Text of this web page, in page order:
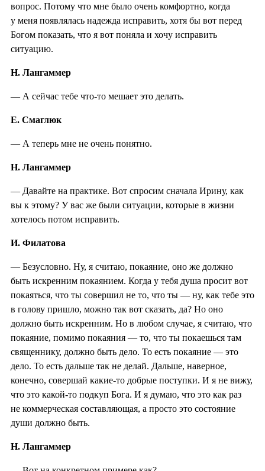
вопрос. Потому что мне было очень комфортно, когда
у меня появлялась надежда исправить, хотя бы вот перед
Богом показать, что я вот поняла и хочу исправить
ситуацию.
Н. Лангаммер
— А сейчас тебе что-то мешает это делать.
Е. Смаглюк
— А теперь мне не очень понятно.
Н. Лангаммер
— Давайте на практике. Вот спросим сначала Ирину, как
вы к этому? У вас же были ситуации, которые в жизни
хотелось потом исправить.
И. Филатова
— Безусловно. Ну, я считаю, покаяние, оно же должно
быть искренним покаянием. Когда у тебя душа просит вот
покаяться, что ты совершил не то, что ты — ну, как тебе это
в голову пришло, можно так вот сказать, да? Но оно
должно быть искренним. Но в любом случае, я считаю, что
покаяние, помимо покаяния — то, что ты покаешься там
священнику, должно быть дело. То есть покаяние — это
дело. То есть дальше так не делай. Дальше, наверное,
конечно, совершай какие-то добрые поступки. И я не вижу,
что это какой-то подкуп Бога. И я думаю, что это как раз
не коммерческая составляющая, а просто это состояние
души должно быть.
Н. Лангаммер